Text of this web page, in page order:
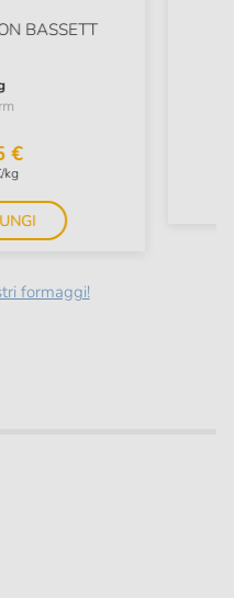
BASSETT
€
kg
formaggi!